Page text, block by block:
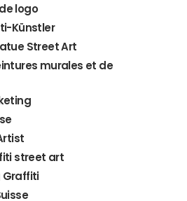
logo
Künstler
Street Art
murales et de
street art
Graffiti